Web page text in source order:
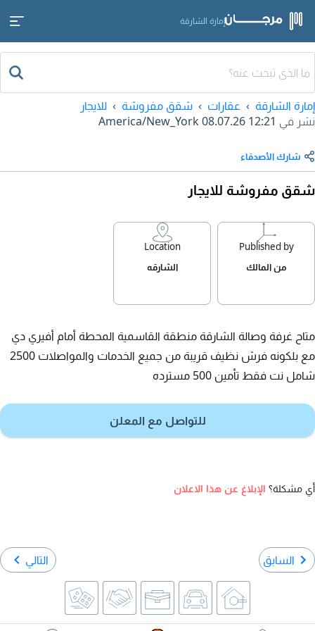
إمارة الشارقة
إمارة الشارقة عقارات شقق مفروشة
للايجار
نشر في 08.07.26 12:21
شارك الأصدقاء
شقق مفروشة للايجار
Published by
من المالك
Location
الشارقه
متاح غرفة وصالة الشارقة منطقة القاسمية المحطة أمام أفيري دي
مع بلكونه فرش نظيف قريبة من جميع الخدمات والمواصلات 2500
شامل نت فقط تأمين 500 مسترده
للتواصل مع المعلن
أي مشكلة؟ الإبلاغ عن هذا الاعلان
السابق التالي